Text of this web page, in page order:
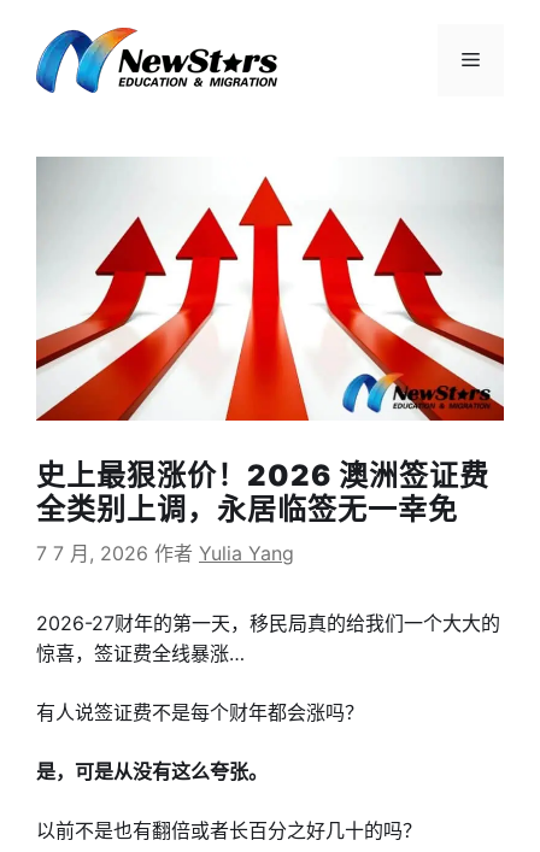
菜
史上最狠涨价！2026 澳洲签证费
全类别上调，永居临签无一幸免
7 7 月, 2026 作者 Yulia Yang
2026-27财年的第一天，移民局真的给我们一个大大的
惊喜，签证费全线暴涨…
有人说签证费不是每个财年都会涨吗？
是，可是从没有这么夸张。
以前不是也有翻倍或者长百分之好几十的吗？